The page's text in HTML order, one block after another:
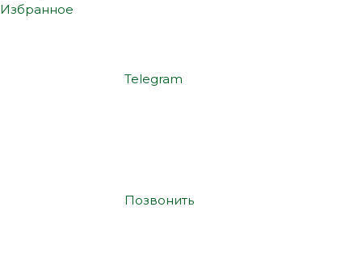
Избранное
Telegram
Позвонить